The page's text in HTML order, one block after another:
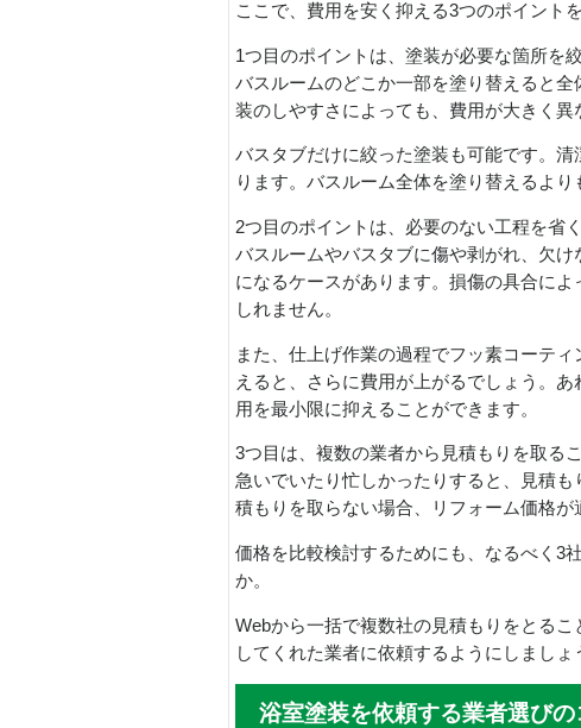
ここで、費用を安く抑える3つのポイント
1つ目のポイントは、塗装が必要な箇所を
バスルームのどこか一部を塗り替えると
装のしやすさによっても、費用が大きく異
バスタブだけに絞った塗装も可能です。
ります。バスルーム全体を塗り替えるよ
2つ目のポイントは、必要のない工程を省く
バスルームやバスタブに傷や剥がれ、欠
になるケースがあります。損傷の具合に
しれません。
また、仕上げ作業の過程でフッ素コーテ
えると、さらに費用が上がるでしょう。
用を最小限に抑えることができます。
3つ目は、複数の業者から見積もりを取るこ
急いでいたり忙しかったりすると、見積
積もりを取らない場合、リフォーム価格が
価格を比較検討するためにも、なるべく3
か。
Webから一括で複数社の見積もりをとる
してくれた業者に依頼するようにしましょ
浴室塗装を依頼する業者選びの